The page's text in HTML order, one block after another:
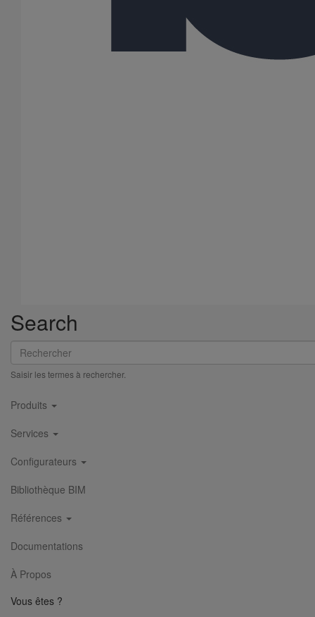
Search
Rechercher
Saisir les termes à rechercher.
Main
navigation
Produits
Services
Configurateurs
Bibliothèque BIM
Références
Documentations
À Propos
Vous êtes ?
Menu Footer 1
Produits